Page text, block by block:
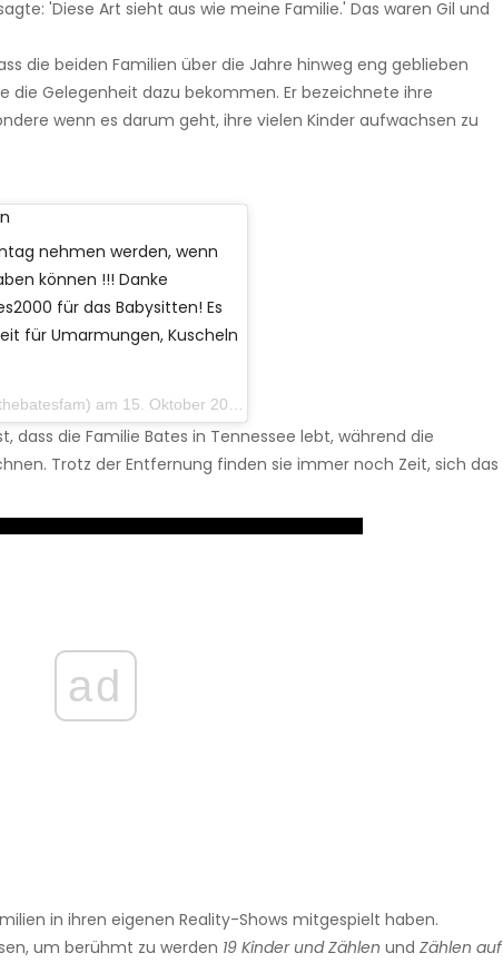
'Diese Art sieht aus wie meine Familie.' Das waren Gil und
die beiden Familien über die Jahre hinweg eng geblieben
die Gelegenheit dazu bekommen. Er bezeichnete ihre
wenn es darum geht, ihre vielen Kinder aufwachsen zu
nehmen werden, wenn
können !!! Danke
für das Babysitten! Es
für Umarmungen, Kuscheln
am 15. Oktober 2019 um 14:35 Uhr PDT
dass die Familie Bates in Tennessee lebt, während die
Trotz der Entfernung finden sie immer noch Zeit, sich das
ad
in ihren eigenen Reality-Shows mitgespielt haben.
um berühmt zu werden 19 Kinder und Zählen und Zählen auf